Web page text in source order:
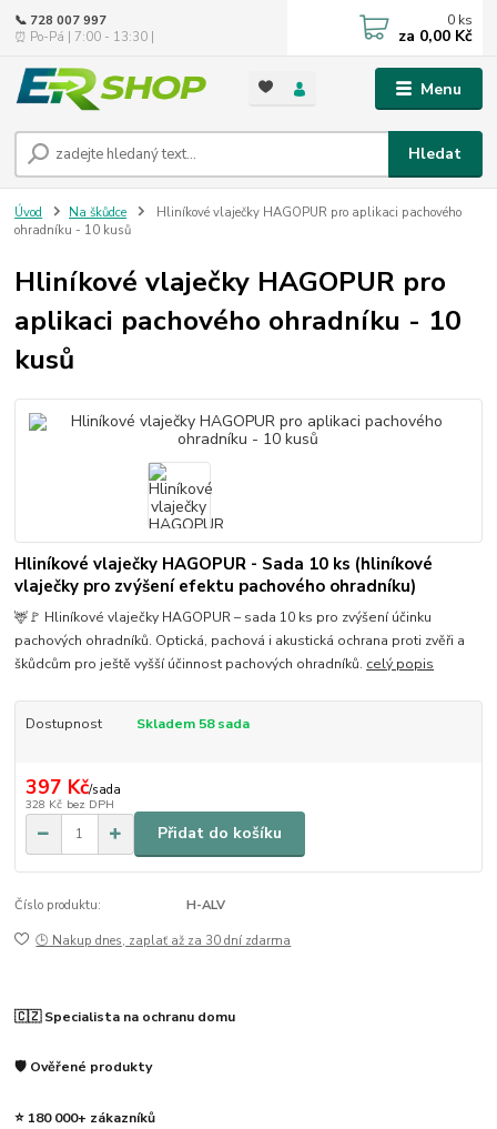
Menu
Hledat
📞 728 007 997
⏰ Po-Pá | 7:00 - 13:30 |
0 ks
za 0,00 Kč
Úvod Na škůdce
Hliníkové vlaječky HAGOPUR pro aplikaci pachového
ohradníku - 10 kusů
Hliníkové vlaječky HAGOPUR pro
aplikaci pachového ohradníku - 10
kusů
Hliníkové vlaječky HAGOPUR - Sada 10 ks (hliníkové
vlaječky pro zvýšení efektu pachového ohradníku)
🦌🚩 Hliníkové vlaječky HAGOPUR – sada 10 ks pro zvýšení účinku
pachových ohradníků. Optická, pachová i akustická ochrana proti zvěři a
škůdcům pro ještě vyšší účinnost pachových ohradníků. celý popis
Dostupnost Skladem 58 sada
397 Kč/sada
328 Kč bez DPH
Přidat do košíku
Číslo produktu: H-ALV
🕒 Nakup dnes, zaplať až za 30 dní zdarma
🇨🇿 Specialista na ochranu domu
🛡️ Ověřené produkty
⭐ 180 000+ zákazníků